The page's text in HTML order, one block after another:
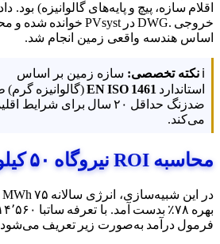
اقلام سازه، پیچ و پایه‌های گالوانیزه) بود.
اساس هندسه واقعی زمین انجام شد.
ℹ️ نکته تخصصی: سازه زمین بر اساس
استاندارد EN ISO 1461(گالوانیزه
ضدزنگ حداقل ۲۰ سال برای
می‌کند.
محاسبه ROI نیروگاه ۵۰ کیلووات در سگزی
فرمول درآمد به‌صورت زیر تعریف